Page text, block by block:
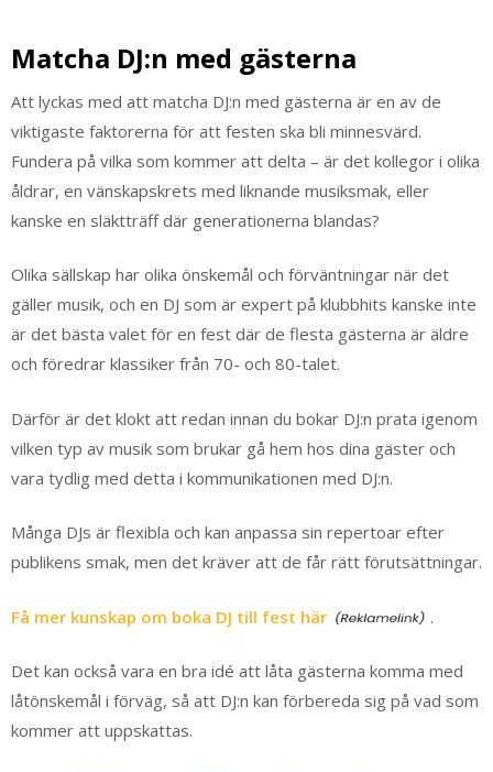
Matcha DJ:n med gästerna
Att lyckas med att matcha DJ:n med gästerna är en av de
viktigaste faktorerna för att festen ska bli minnesvärd.
Fundera på vilka som kommer att delta – är det kollegor i olika
åldrar, en vänskapskrets med liknande musiksmak, eller
kanske en släktträff där generationerna blandas?
Olika sällskap har olika önskemål och förväntningar när det
gäller musik, och en DJ som är expert på klubbhits kanske inte
är det bästa valet för en fest där de flesta gästerna är äldre
och föredrar klassiker från 70- och 80-talet.
Därför är det klokt att redan innan du bokar DJ:n prata igenom
vilken typ av musik som brukar gå hem hos dina gäster och
vara tydlig med detta i kommunikationen med DJ:n.
Många DJs är flexibla och kan anpassa sin repertoar efter
publikens smak, men det kräver att de får rätt förutsättningar.
Få mer kunskap om boka DJ till fest här .
Det kan också vara en bra idé att låta gästerna komma med
låtönskemål i förväg, så att DJ:n kan förbereda sig på vad som
kommer att uppskattas.